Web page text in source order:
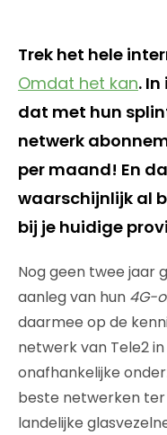
Trek het hele
Omdat het kan.
dat met hun
netwerk
per maand! En
waarschijnlijk al
bij je huidige
Nog geen twee jaar
aanleg van hun 4G-
daarmee op de
netwerk van Tele2
onafhankelijke
beste netwerken
landelijke